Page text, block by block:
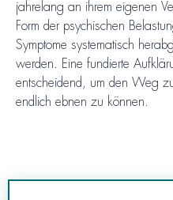
jahrelang an ihrem eigenen
Form der psychischen
Symptome systematisch
werden. Eine fundierte
entscheidend, um den Weg
endlich ebnen zu können.